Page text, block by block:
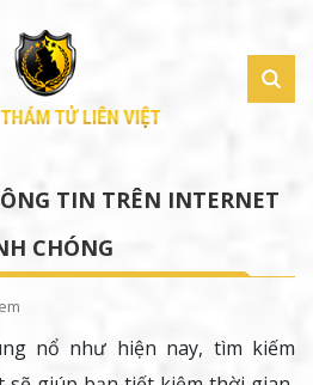
TIN TRÊN INTERNET
CHÓNG
nổ như hiện nay, tìm kiếm